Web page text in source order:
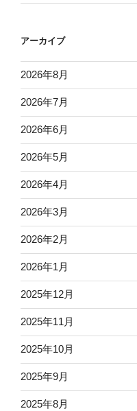
アーカイブ
2026年8月
2026年7月
2026年6月
2026年5月
2026年4月
2026年3月
2026年2月
2026年1月
2025年12月
2025年11月
2025年10月
2025年9月
2025年8月